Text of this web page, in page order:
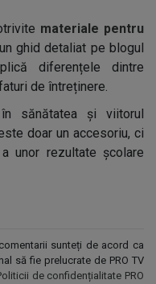
materiale pentru
ghid detaliat pe blogul
diferențele dintre
de întreținere.
sănătatea și viitorul
doar un accesoriu, ci
unor rezultate școlare
sunteți de acord ca
să fie prelucrate de PRO TV
de confidențialitate PRO